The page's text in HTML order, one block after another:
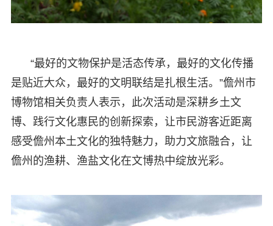
“最好的文物保护是活态传承，最好的文化传播
是贴近大众，最好的文明联结是扎根生活。”儋州市
博物馆相关负责人表示，此次活动是深耕乡土文
博、践行文化惠民的创新探索，让市民游客近距离
感受儋州本土文化的独特魅力，助力文旅融合，让
儋州的渔耕、渔盐文化在文博热中绽放光彩。